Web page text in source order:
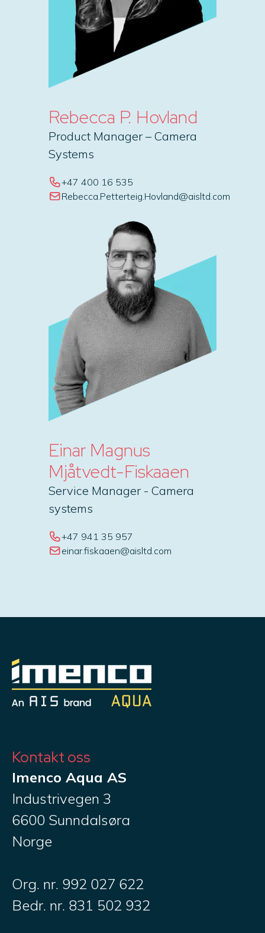
Rebecca P. Hovland
Product Manager – Camera
Systems
+47 400 16 535
Rebecca.Petterteig.Hovland@aisltd.com
Einar Magnus
Mjåtvedt-Fiskaaen
Service Manager - Camera
systems
+47 941 35 957
einar.fiskaaen@aisltd.com
Kontakt oss
Imenco Aqua AS
Industrivegen 3
6600 Sunndalsøra
Norge
Org. nr. 992 027 622
Bedr. nr. 831 502 932